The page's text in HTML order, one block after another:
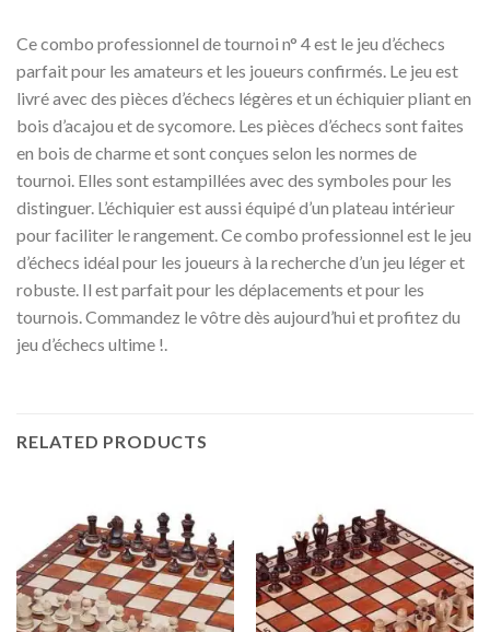
Ce combo professionnel de tournoi n° 4 est le jeu d’échecs
parfait pour les amateurs et les joueurs confirmés. Le jeu est
livré avec des pièces d’échecs légères et un échiquier pliant en
bois d’acajou et de sycomore. Les pièces d’échecs sont faites
en bois de charme et sont conçues selon les normes de
tournoi. Elles sont estampillées avec des symboles pour les
distinguer. L’échiquier est aussi équipé d’un plateau intérieur
pour faciliter le rangement. Ce combo professionnel est le jeu
d’échecs idéal pour les joueurs à la recherche d’un jeu léger et
robuste. Il est parfait pour les déplacements et pour les
tournois. Commandez le vôtre dès aujourd’hui et profitez du
jeu d’échecs ultime !.
RELATED PRODUCTS